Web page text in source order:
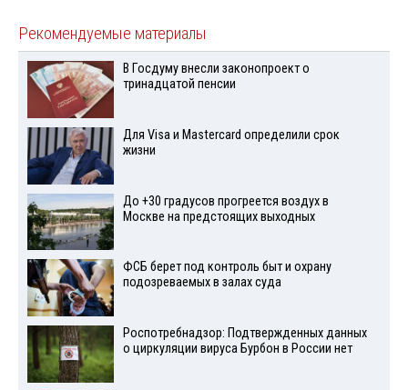
Рекомендуемые материалы
В Госдуму внесли законопроект о
тринадцатой пенсии
Для Visа и Mastercard определили срок
жизни
До +30 градусов прогреется воздух в
Москве на предстоящих выходных
ФСБ берет под контроль быт и охрану
подозреваемых в залах суда
Роспотребнадзор: Подтвержденных данных
о циркуляции вируса Бурбон в России нет